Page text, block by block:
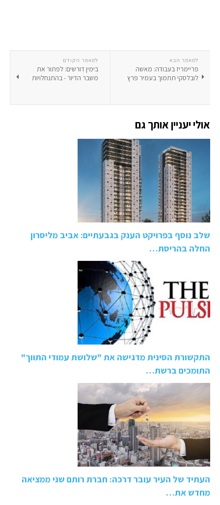
למאמר הקודם
בימין דורשים: לפתור את
משבר הדיור - בהתנחלויות
למאמר הבא
פריימריז בעבודה: מאשה
לובלסקי תתמוך בעמיר פרץ
אולי יעניין אותך גם
שלב נוסף בפרויקט הענק בגבעתיים: אביב מליסרון
החלה בהריסת…
התקשורת הסינית מדגישה את "שלושת עמודי התווך"
התומכים ברשת…
העתיד של העיר עובר דרכה: חברת רותם שני ממציאה
מחדש את…